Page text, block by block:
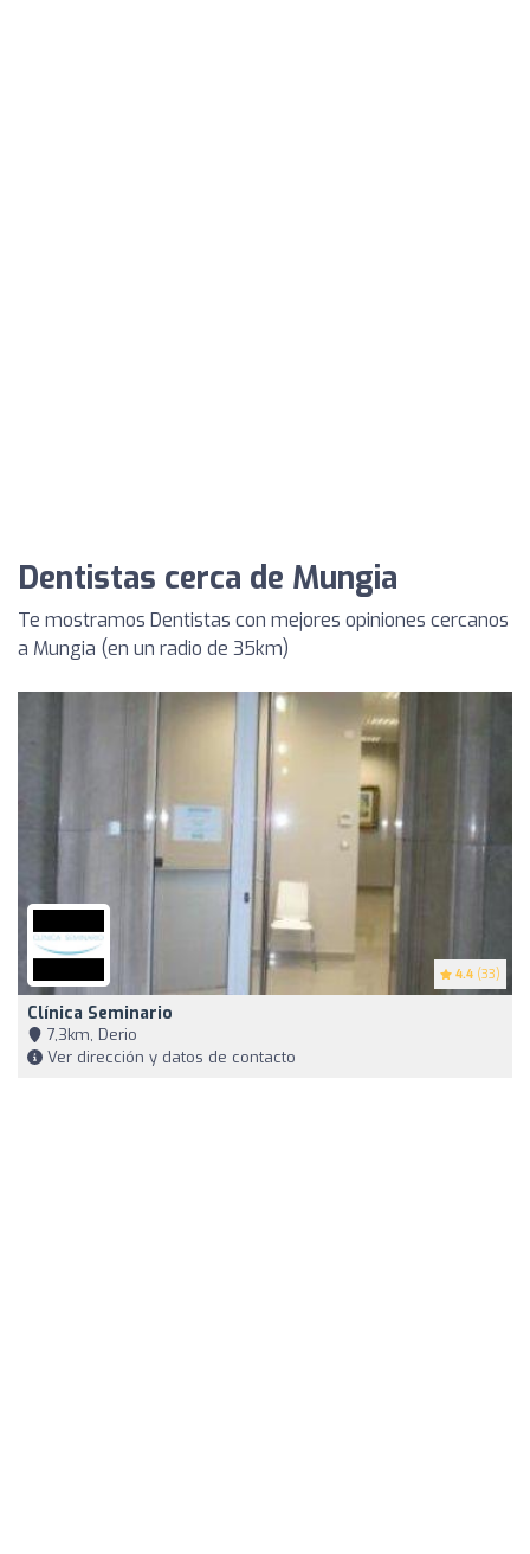
Dentistas cerca de Mungia
Te mostramos Dentistas con mejores opiniones cercanos
a Mungia (en un radio de 35km)
4.4 (33)
Clínica Seminario
7,3km, Derio
Ver dirección y datos de contacto